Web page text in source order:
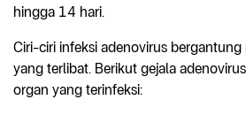
hingga 14 hari.
Ciri-ciri infeksi adenovirus bergantung
yang terlibat. Berikut gejala
organ yang terinfeksi: